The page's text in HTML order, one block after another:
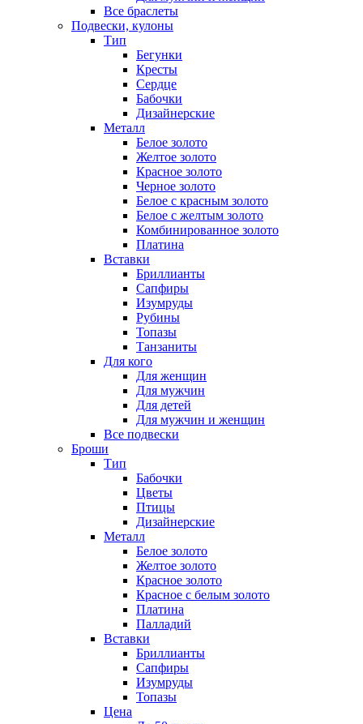
Все браслеты
Подвески, кулоны
Тип
Бегунки
Кресты
Сердце
Бабочки
Дизайнерские
Металл
Белое золото
Желтое золото
Красное золото
Черное золото
Белое с красным золото
Белое с желтым золото
Комбинированное золото
Платина
Вставки
Бриллианты
Сапфиры
Изумруды
Рубины
Топазы
Танзаниты
Для кого
Для женщин
Для мужчин
Для детей
Для мужчин и женщин
Все подвески
Броши
Тип
Бабочки
Цветы
Птицы
Дизайнерские
Металл
Белое золото
Желтое золото
Красное золото
Красное с белым золото
Платина
Палладий
Вставки
Бриллианты
Сапфиры
Изумруды
Топазы
Цена